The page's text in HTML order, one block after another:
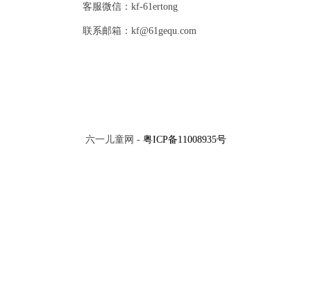
客服微信：kf-61ertong
联系邮箱：kf@61gequ.com
六一儿童网 - 粤ICP备11008935号